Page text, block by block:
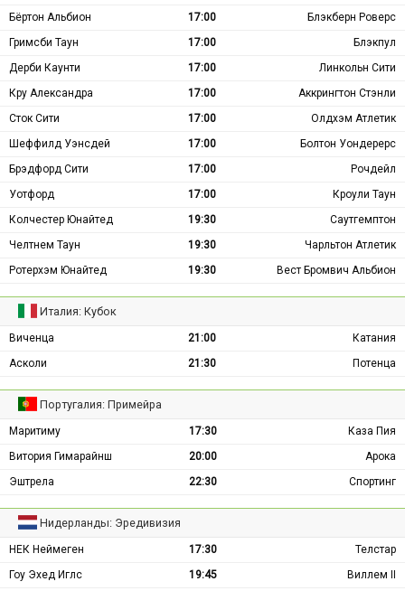
Бёртон Альбион
17:00
Блэкберн Роверс
Гримсби Таун
17:00
Блэкпул
Дерби Каунти
17:00
Линкольн Сити
Кру Александра
17:00
Аккрингтон Стэнли
Сток Сити
17:00
Олдхэм Атлетик
Шеффилд Уэнсдей
17:00
Болтон Уондерерс
Брэдфорд Сити
17:00
Рочдейл
Уотфорд
17:00
Кроули Таун
Колчестер Юнайтед
19:30
Саутгемптон
Челтнем Таун
19:30
Чарльтон Атлетик
Ротерхэм Юнайтед
19:30 Вест Бромвич Альбион
Италия: Кубок
Виченца 21:00
Катания
Асколи
21:30 Потенца
Португалия: Примейра
Маритиму 17:30
Каза Пия
Витория Гимарайнш
20:00
Арока
Эштрела
22:30 Спортинг
Нидерланды: Эредивизия
НЕК Неймеген 17:30
Телстар
Гоу Эхед Иглс
19:45 Виллем II